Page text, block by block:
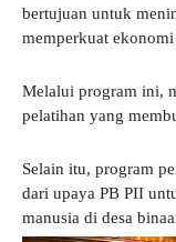
bertujuan untuk
memperkuat
Melalui program ini,
pelatihan yang
Selain itu, program
dari upaya PB PII
manusia di desa